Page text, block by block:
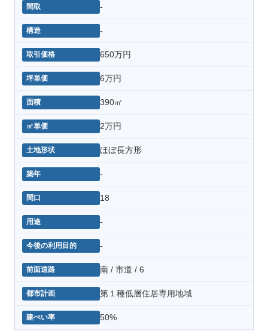
-
-
650万円
6万円
390㎡
2万円
ほぼ長方形
-
18
-
-
南 / 市道 / 6
第１種低層住居専用地域
50%